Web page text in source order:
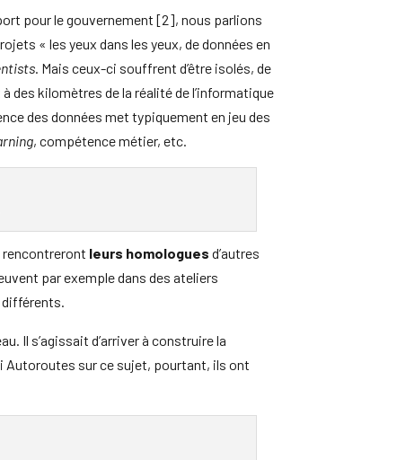
pour le gouvernement [2], nous parlions
« les yeux dans les yeux, de données en
. Mais ceux-ci souffrent d’être isolés, de
des kilomètres de la réalité de l’informatique
des données met typiquement en jeu des
, compétence métier, etc.
rencontreront leurs homologues d’autres
par exemple dans des ateliers
Il s’agissait d’arriver à construire la
Autoroutes sur ce sujet, pourtant, ils ont